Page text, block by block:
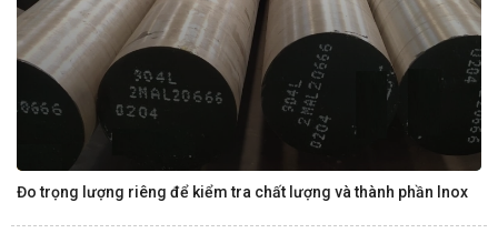
Đo trọng lượng riêng để kiểm tra chất lượng và thành phần Inox